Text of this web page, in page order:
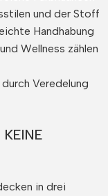
und der Stoff
Handhabung
Wellness zählen
Veredelung
KEINE
in drei